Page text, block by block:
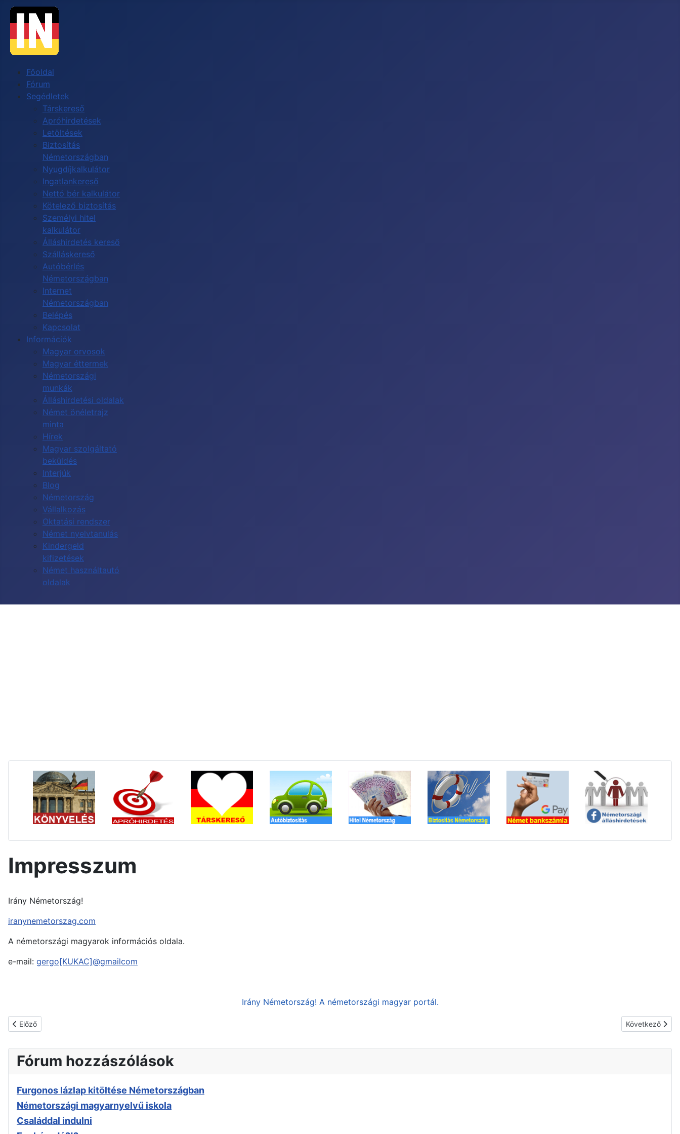
Főoldal
Fórum
Segédletek
Társkereső
Apróhirdetések
Letöltések
Biztosítás
Németországban
Nyugdíjkalkulátor
Ingatlankereső
Nettó bér kalkulátor
Kötelező biztosítás
Személyi hitel
kalkulátor
Álláshirdetés kereső
Szálláskereső
Autóbérlés
Németországban
Internet
Németországban
Belépés
Kapcsolat
Információk
Magyar orvosok
Magyar éttermek
Németországi
munkák
Álláshirdetési oldalak
Német önéletrajz
minta
Hírek
Magyar szolgáltató
beküldés
Interjúk
Blog
Németország
Vállalkozás
Oktatási rendszer
Német nyelvtanulás
Kindergeld
kifizetések
Német használtautó
oldalak
Fórum hozzászólások
Furgonos lázlap kitöltése Németországban
Németországi magyarnyelvű iskola
Családdal indulni
Impresszum
Irány Németország!
iranynemetorszag.com
A németországi magyarok információs oldala.
e-mail: gergo[KUKAC]@gmailcom
Irány Németország! A németországi magyar portál.
Előző cikk: Cookie szabályzat
Előző Következő
Következő